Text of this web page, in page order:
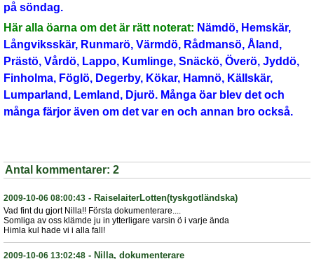
på söndag.
Här alla öarna om det är rätt noterat: Nämdö, Hemskär,
Långviksskär, Runmarö, Värmdö, Rådmansö, Åland,
Prästö, Vårdö, Lappo, Kumlinge, Snäckö, Överö, Jyddö,
Finholma, Föglö, Degerby, Kökar, Hamnö, Källskär,
Lumparland, Lemland, Djurö. Många öar blev det och
många färjor även om det var en och annan bro också.
Antal kommentarer: 2
2009-10-06 08:00:43 - RaiselaiterLotten(tyskgotländska)
Vad fint du gjort Nilla!! Första dokumenterare....
Somliga av oss klämde ju in ytterligare varsin ö i varje ända
Himla kul hade vi i alla fall!
2009-10-06 13:02:48 - Nilla, dokumenterare